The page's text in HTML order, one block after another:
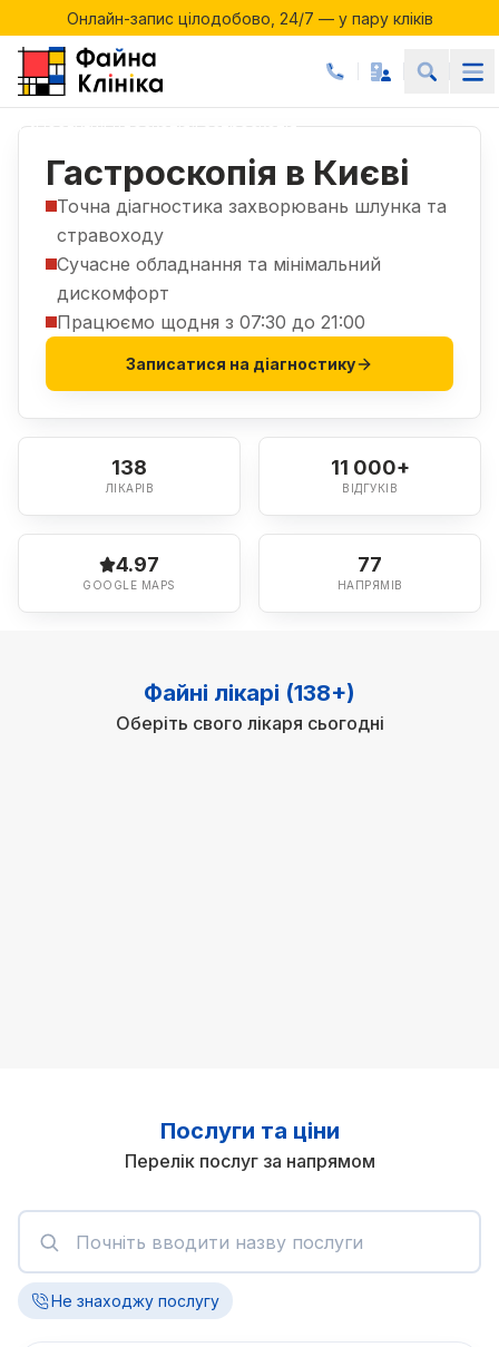
Онлайн-запис цілодобово, 24/7 — у пару кліків
Онлайн-запис цілодобово, 24/7 — у пару кліків
Послуги|Ендоскопія|Гастроскопія
Гастроскопія в Києві
Точна діагностика захворювань шлунка та
стравоходу
Сучасне обладнання та мінімальний
дискомфорт
Працюємо щодня з 07:30 до 21:00
Записатися на діагностику
138
ЛІКАРІВ
11 000+
ВІДГУКІВ
4.97
GOOGLE MAPS
77
НАПРЯМІВ
Файні лікарі (138+)
Оберіть свого лікаря сьогодні
Послуги та ціни
Перелік послуг за напрямом
Не знаходжу послугу